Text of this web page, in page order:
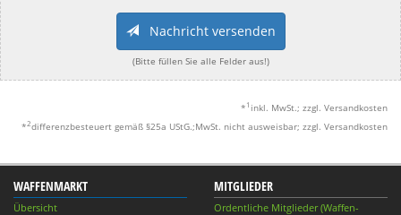
Nachricht versenden
(Bitte füllen Sie alle Felder aus!)
* 1 inkl. MwSt.; zzgl. Versandkosten
*2differenzbesteuert gemäß §25a UStG.;MwSt. nicht ausweisbar; zzgl. Versandkosten
WAFFENMARKT
Übersicht
MITGLIEDER
Ordentliche Mitglieder (Waffen-